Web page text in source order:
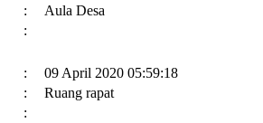
:
Aula Desa
:
:
09 April 2020 05:59:18
:
Ruang rapat
: